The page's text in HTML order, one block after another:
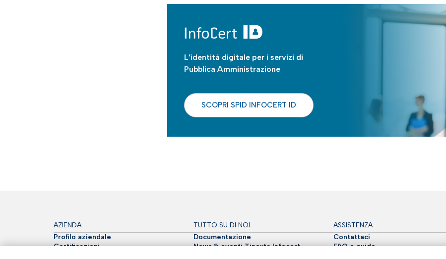
L’identità digitale per i servizi di
Pubblica Amministrazione
SCOPRI SPID INFOCERT ID
AZIENDA
Profilo aziendale
Certificazioni
TUTTO SU DI NOI
Documentazione
News & eventi Tinexta Infocert
ASSISTENZA
Contattaci
FAQ e guide